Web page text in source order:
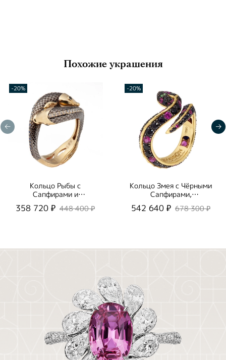
Похожие украшения
-20%
Кольцо Рыбы с
Сапфирами и
Бриллиантами, R0251-
0/14
358 720 ₽ 448 400 ₽
-20%
Кольцо Змея с Чёрными
Сапфирами,
Цаворитами и
Рубинами, R0188-1/26
542 640 ₽ 678 300 ₽